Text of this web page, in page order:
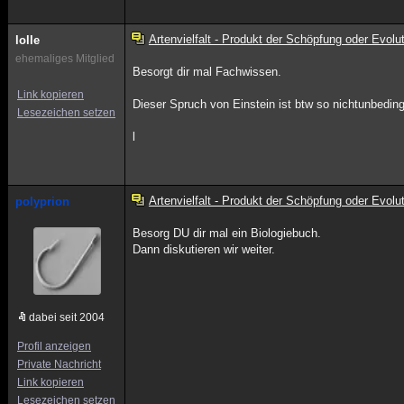
lolle
ehemaliges Mitglied
Link kopieren
Lesezeichen setzen
Artenvielfalt - Produkt der Schöpfung oder
Besorgt dir mal Fachwissen.
Dieser Spruch von Einstein ist btw so
polyprion
dabei seit 2004
Profil anzeigen
Private Nachricht
Link kopieren
Lesezeichen setzen
Artenvielfalt - Produkt der Schöpfung oder
Besorg DU dir mal ein Biologiebuch.
Dann diskutieren wir weiter.